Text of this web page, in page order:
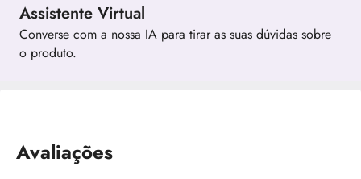
Assistente Virtual
Converse com a nossa IA para tirar as suas dúvidas sobre
o produto.
Avaliações